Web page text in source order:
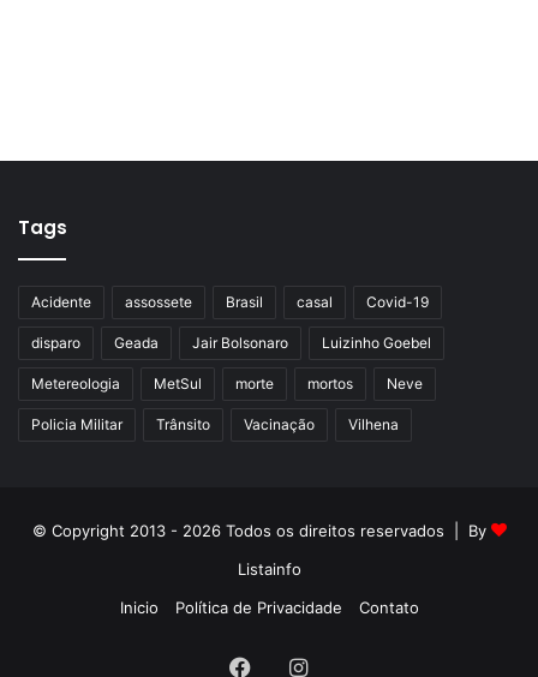
Tags
Acidente assossete Brasil casal Covid-19
disparo Geada Jair Bolsonaro Luizinho Goebel
Metereologia MetSul morte mortos Neve
Policia Militar Trânsito Vacinação Vilhena
© Copyright 2013 - 2026 Todos os direitos reservados | By
Listainfo
Inicio
Política de Privacidade Contato
FacebookInstagram